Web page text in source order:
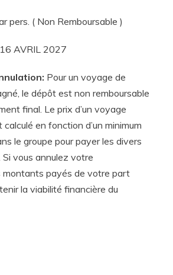
pers. ( Non Remboursable )
AVRIL 2027
Pour un voyage de
le dépôt est non remboursable
final. Le prix d’un voyage
en fonction d’un minimum
le groupe pour payer les divers
vous annulez votre
montants payés de votre part
la viabilité financière du